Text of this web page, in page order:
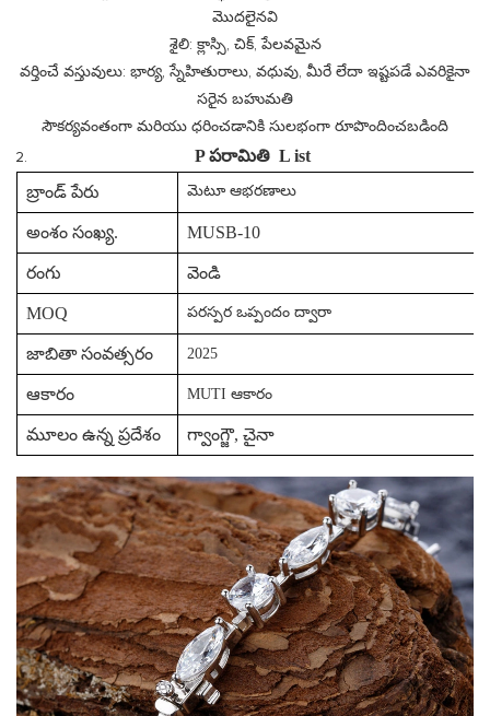
మొదలైనవి
శైలి: క్లాస్సి, చిక్, పేలవమైన
వర్తించే వస్తువులు: భార్య, స్నేహితురాలు, వధువు, మీరే లేదా ఇష్టపడే ఎవరికైనా
సరైన బహుమతి
సౌకర్యవంతంగా మరియు ధరించడానికి సులభంగా రూపొందించబడింది
Pపరామితి L ist
బ్రాండ్ పేరు
మెటూ ఆభరణాలు
అంశం సంఖ్య. MUSB-10
రంగు వెండి
MOQ పరస్పర ఒప్పందం ద్వారా
జాబితా సంవత్సరం 2025
ఆకారం MUTI ఆకారం
మూలం ఉన్న ప్రదేశం గ్వాంగ్జౌ, చైనా